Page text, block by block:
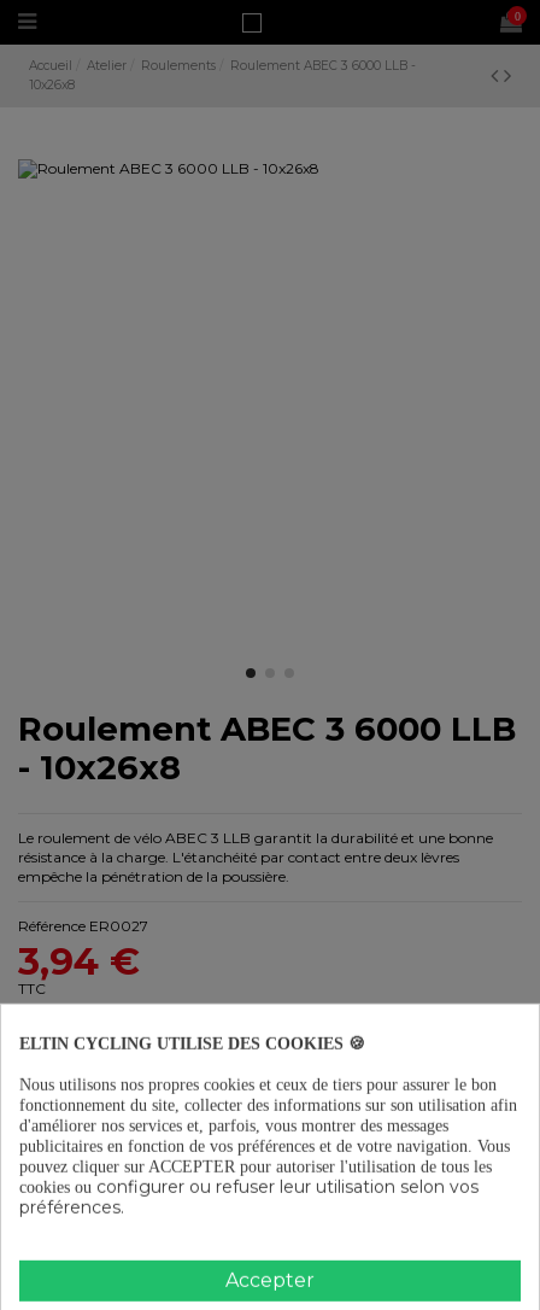
0
Accueil Atelier Roulements
Roulement ABEC 3 6000 LLB -
10x26x8
Roulement ABEC 3 6000 LLB
- 10x26x8
Le roulement de vélo ABEC 3 LLB garantit la durabilité et une bonne
résistance à la charge. L'étanchéité par contact entre deux lèvres
empêche la pénétration de la poussière.
Référence ER0027
3,94 €
TTC
Livraison gratuite à partir de 29 €
ELTIN CYCLING UTILISE DES COOKIES 🍪
Nous utilisons nos propres cookies et ceux de tiers pour assurer le bon
fonctionnement du site, collecter des informations sur son utilisation afin
d'améliorer nos services et, parfois, vous montrer des messages
publicitaires en fonction de vos préférences et de votre navigation. Vous
pouvez cliquer sur ACCEPTER pour autoriser l'utilisation de tous les
cookies ou configurer ou refuser leur utilisation selon vos
préférences.
Accepter